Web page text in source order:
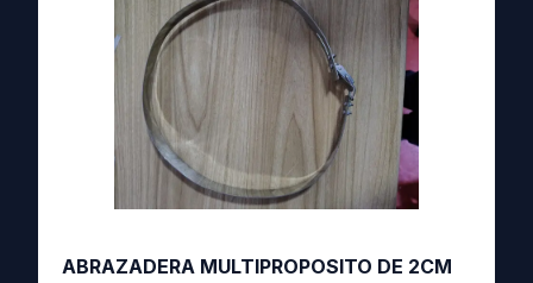
ABRAZADERA MULTIPROPOSITO DE 2CM